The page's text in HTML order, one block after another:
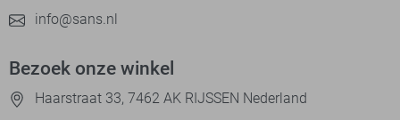
info@sans.nl
Bezoek onze winkel
Haarstraat 33, 7462 AK RIJSSEN Nederland